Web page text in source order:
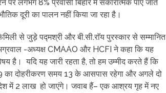
लगभग 8% प्रवासी बिहार में सकारात्मक पाए जाते
दूरी का पालन नहीं किया जा रहा है।
से जुड़े ‌पद्मश्री और बी.सी.राॅय पुरस्कार से सम्मानित
-अध्यक्ष CMAAO और HCFI ने कहा कि यह
है। यदि यह जारी रहता है, तो हम उम्मीद करते हैं कि
का दोहरीकरण समय 13 के आसपास रहेगा और अगले दो
में 2 लाख हो‌ जाएंगे। जवाब हैं– एक आश्रय गृह में नए